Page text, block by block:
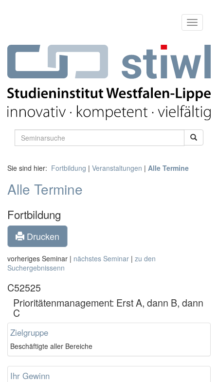
Sie sind hier: Fortbildung | Veranstaltungen | Alle Termine
Alle Termine
Fortbildung
Drucken
vorheriges Seminar | nächstes Seminar | zu den
Suchergebnissenn
C52525
Prioritätenmanagement: Erst A, dann B, dann
C
Zielgruppe
Beschäftigte aller Bereiche
Ihr Gewinn